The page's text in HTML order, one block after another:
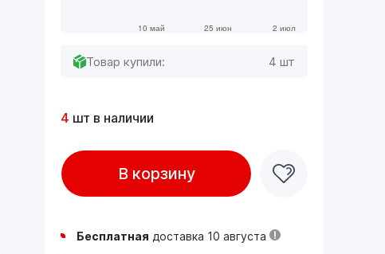
Товар купили: 4 шт
4 шт в наличии
В корзину
Бесплатная доставка 10 августа